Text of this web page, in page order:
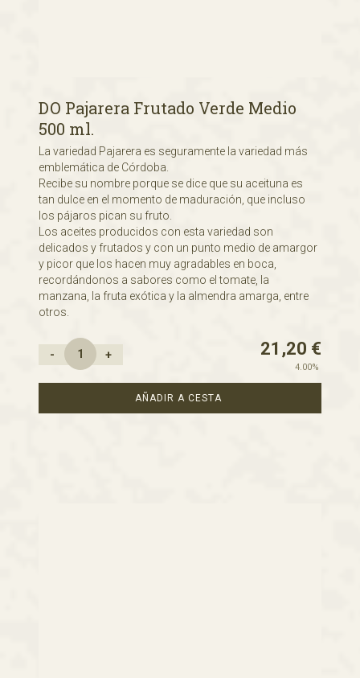
DO Pajarera Frutado Verde Medio
500 ml.
La variedad Pajarera es seguramente la variedad más
emblemática de Córdoba.
Recibe su nombre porque se dice que su aceituna es
tan dulce en el momento de maduración, que incluso
los pájaros pican su fruto.
Los aceites producidos con esta variedad son
delicados y frutados y con un punto medio de amargor
y picor que los hacen muy agradables en boca,
recordándonos a sabores como el tomate, la
manzana, la fruta exótica y la almendra amarga, entre
otros.
21,20 €
4.00%
- +
AÑADIR A CESTA